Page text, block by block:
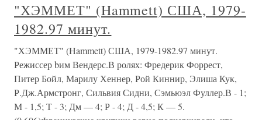
"ХЭММЕТ" (Hammett) США, 1979-
1982.97 минут.
"ХЭММЕТ" (Hammett) США, 1979-1982.97 минут.
Режиссер bим Вендерс.В ролях: Фредерик Форрест,
Питер Бойл, Марилу Хеннер, Рой Киннир, Элиша Кук,
Р.Дж.Армстронг, Сильвия Сидни, Сэмьюэл Фуллер.В - 1;
М - 1,5; Т - 3; Дм — 4; Р - 4; Д - 4,5; К — 5.